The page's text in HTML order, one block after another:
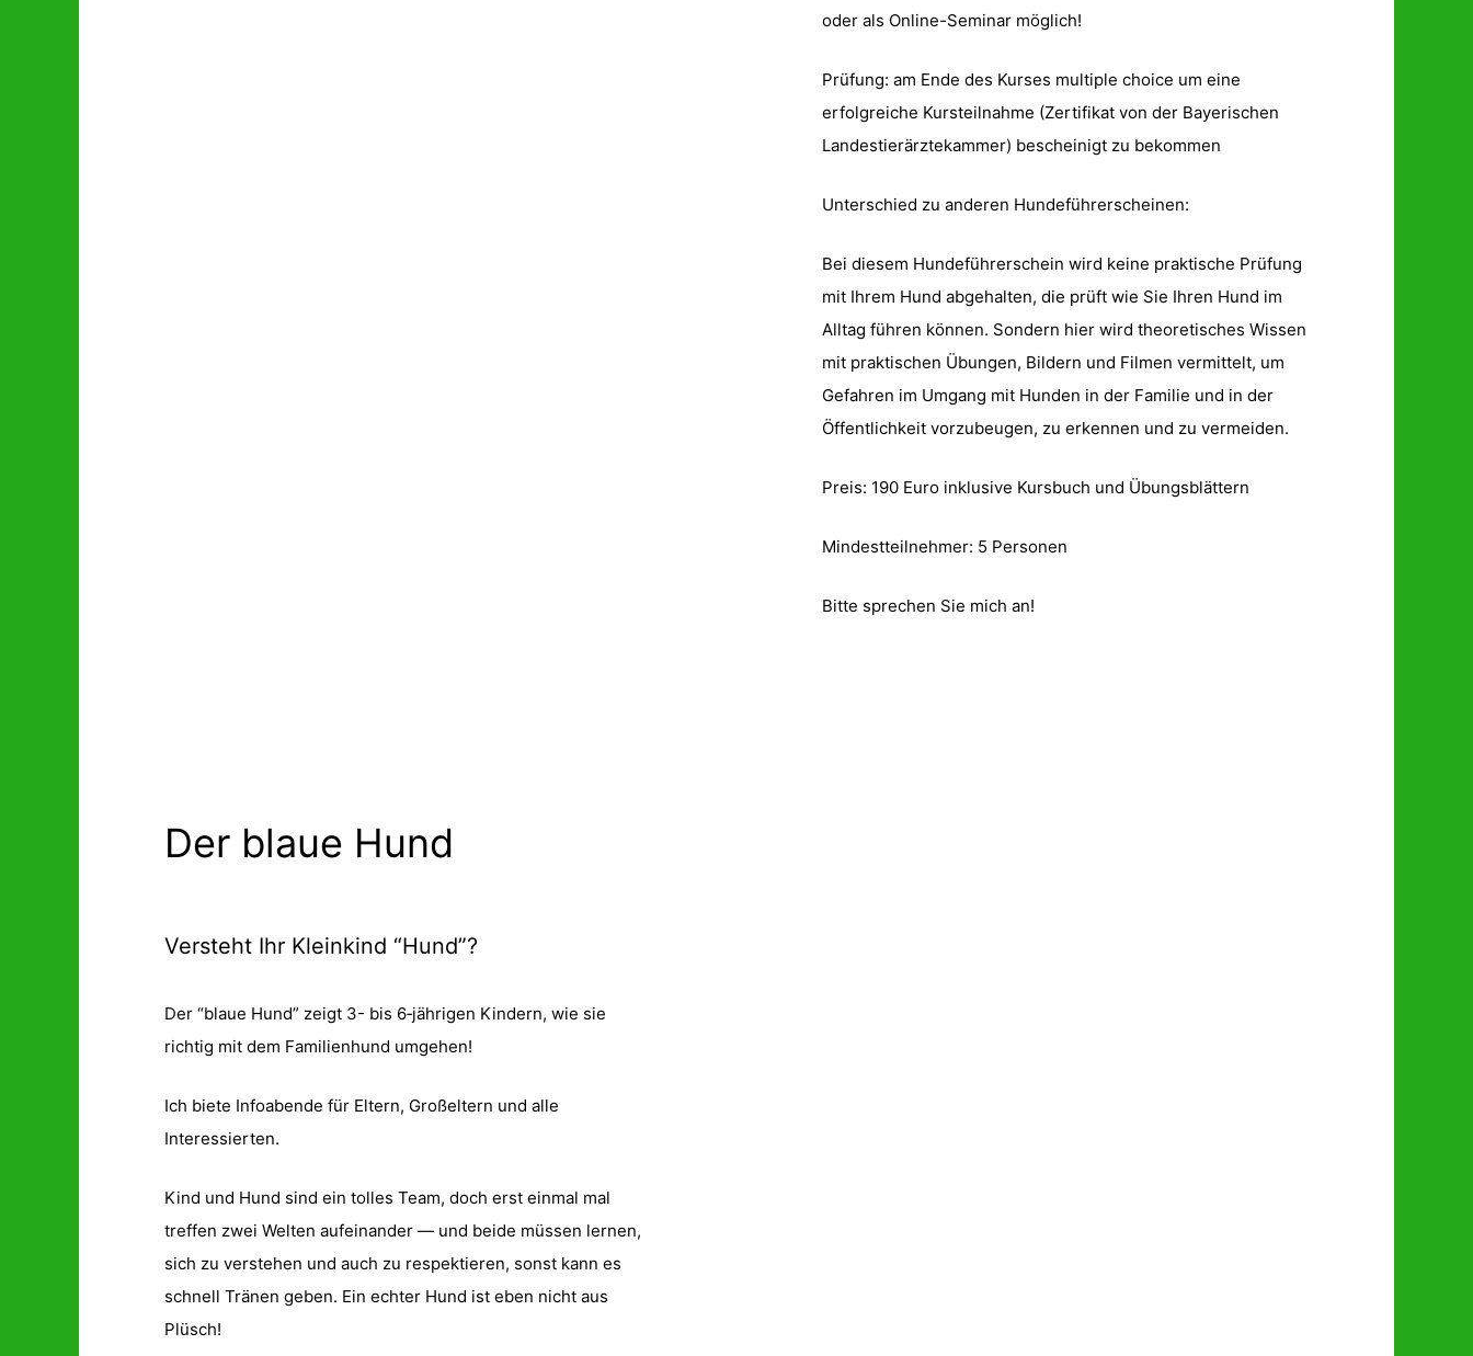
oder als Online-Seminar möglich!
Prüfung: am Ende des Kurses multiple choice um eine
erfolgreiche Kursteilnahme (Zertifikat von der Bayerischen
Landestierärztekammer) bescheinigt zu bekommen
Unterschied zu anderen Hundeführerscheinen:
Bei diesem Hundeführerschein wird keine praktische Prüfung
mit Ihrem Hund abgehalten, die prüft wie Sie Ihren Hund im
Alltag führen können. Sondern hier wird theoretisches Wissen
mit praktischen Übungen, Bildern und Filmen vermittelt, um
Gefahren im Umgang mit Hunden in der Familie und in der
Öffentlichkeit vorzubeugen, zu erkennen und zu vermeiden.
Preis: 190 Euro inklusive Kursbuch und Übungsblättern
Mindestteilnehmer: 5 Personen
Bitte sprechen Sie mich an!
Der blaue Hund
Versteht Ihr Kleinkind “Hund”?
Der “blaue Hund” zeigt 3- bis 6‑jährigen Kindern, wie sie
richtig mit dem Familienhund umgehen!
Ich biete Infoabende für Eltern, Großeltern und alle
Interessierten.
Kind und Hund sind ein tolles Team, doch erst einmal mal
treffen zwei Welten aufeinander — und beide müssen lernen,
sich zu verstehen und auch zu respektieren, sonst kann es
schnell Tränen geben. Ein echter Hund ist eben nicht aus
Plüsch!